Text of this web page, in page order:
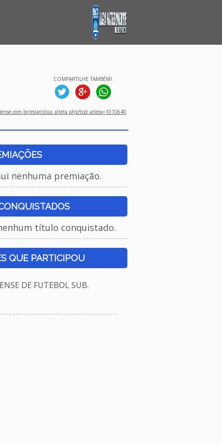
COMPARTILHE TAMBÉM!
estatistica_atleta.php?cod_atleta=1010640
nenhuma premiação.
título conquistado.
QUE PARTICIPOU
DE FUTEBOL SUB.